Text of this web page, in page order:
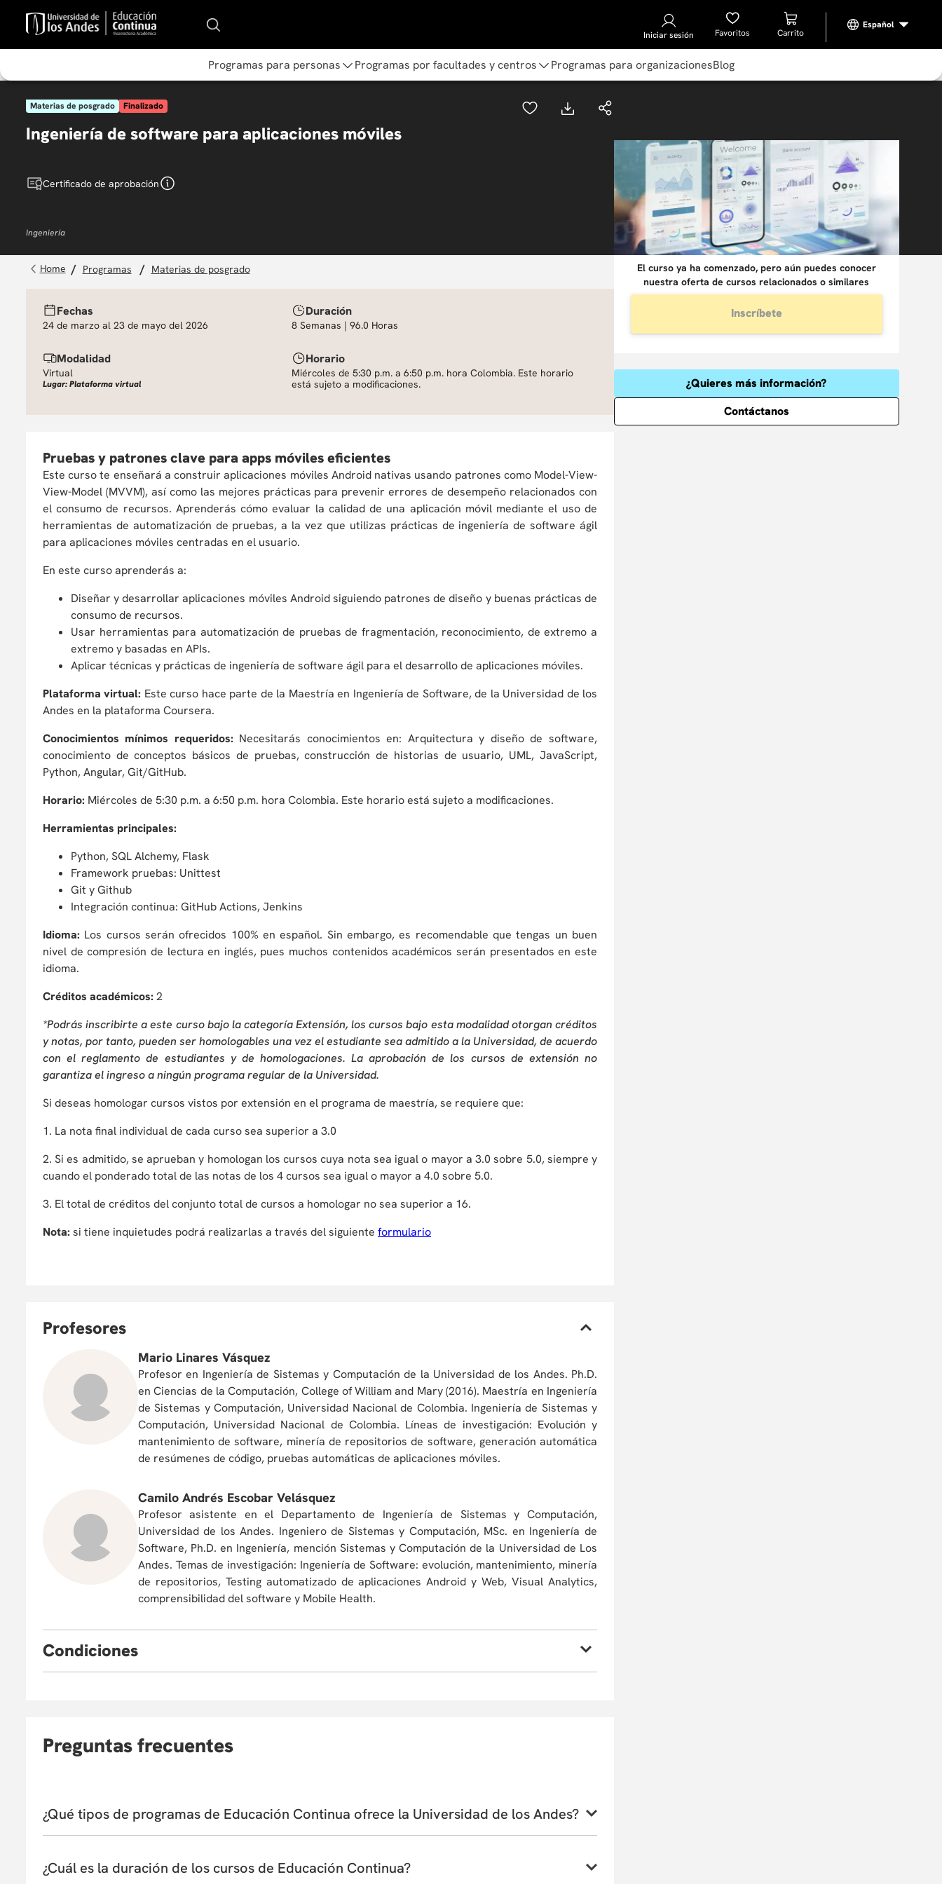
Iniciar sesión Favoritos
Programas para personas Programas por facultades y centros Programas para organizacionesBlog
Materias de posgrado Finalizado
Ingeniería de software para aplicaciones móviles
Certificado de aprobación
Ingeniería
programas materias de posgrado
Fechas
24 de marzo al 23 de mayo del 2026
Duración
8 Semanas | 96.0 Horas
Modalidad
Virtual
Lugar: Plataforma virtual
Horario
Miércoles de 5:30 p.m. a 6:50 p.m. hora Colombia. Este horario
está sujeto a modificaciones.
Pruebas y patrones clave para apps móviles eficientes
Este curso te enseñará a construir aplicaciones móviles Android nativas usando patrones como Model-View-
View-Model (MVVM), así como las mejores prácticas para prevenir errores de desempeño relacionados con
el consumo de recursos. Aprenderás cómo evaluar la calidad de una aplicación móvil mediante el uso de
herramientas de automatización de pruebas, a la vez que utilizas prácticas de ingeniería de software ágil
para aplicaciones móviles centradas en el usuario.
En este curso aprenderás a:
Diseñar y desarrollar aplicaciones móviles Android siguiendo patrones de diseño y buenas prácticas de
consumo de recursos.
Usar herramientas para automatización de pruebas de fragmentación, reconocimiento, de extremo a
extremo y basadas en APIs.
Aplicar técnicas y prácticas de ingeniería de software ágil para el desarrollo de aplicaciones móviles.
Plataforma virtual: Este curso hace parte de la Maestría en Ingeniería de Software, de la Universidad de los
Andes en la plataforma Coursera.
Conocimientos mínimos requeridos: Necesitarás conocimientos en: Arquitectura y diseño de software,
conocimiento de conceptos básicos de pruebas, construcción de historias de usuario, UML, JavaScript,
Python, Angular, Git/GitHub.
Horario: Miércoles de 5:30 p.m. a 6:50 p.m. hora Colombia. Este horario está sujeto a modificaciones.
Herramientas principales:
Python, SQL Alchemy, Flask
Framework pruebas: Unittest
Git y Github
Integración continua: GitHub Actions, Jenkins
Idioma: Los cursos serán ofrecidos 100% en español. Sin embargo, es recomendable que tengas un buen
nivel de compresión de lectura en inglés, pues muchos contenidos académicos serán presentados en este
idioma.
Créditos académicos: 2
*Podrás inscribirte a este curso bajo la categoría Extensión, los cursos bajo esta modalidad otorgan créditos
y notas, por tanto, pueden ser homologables una vez el estudiante sea admitido a la Universidad, de acuerdo
con el reglamento de estudiantes y de homologaciones. La aprobación de los cursos de extensión no
garantiza el ingreso a ningún programa regular de la Universidad.
Si deseas homologar cursos vistos por extensión en el programa de maestría, se requiere que:
1. La nota final individual de cada curso sea superior a 3.0
2. Si es admitido, se aprueban y homologan los cursos cuya nota sea igual o mayor a 3.0 sobre 5.0, siempre y
cuando el ponderado total de las notas de los 4 cursos sea igual o mayor a 4.0 sobre 5.0.
3. El total de créditos del conjunto total de cursos a homologar no sea superior a 16.
Nota: si tiene inquietudes podrá realizarlas a través del siguiente formulario
Profesores
Mario Linares Vásquez
Profesor en Ingeniería de Sistemas y Computación de la Universidad de los Andes. Ph.D.
en Ciencias de la Computación, College of William and Mary (2016). Maestría en Ingeniería
de Sistemas y Computación, Universidad Nacional de Colombia. Ingeniería de Sistemas y
Computación, Universidad Nacional de Colombia. Líneas de investigación: Evolución y
mantenimiento de software, minería de repositorios de software, generación automática
de resúmenes de código, pruebas automáticas de aplicaciones móviles.
Camilo Andrés Escobar Velásquez
Profesor asistente en el Departamento de Ingeniería de Sistemas y Computación,
Universidad de los Andes. Ingeniero de Sistemas y Computación, MSc. en Ingeniería de
Software, Ph.D. en Ingeniería, mención Sistemas y Computación de la Universidad de Los
Andes. Temas de investigación: Ingeniería de Software: evolución, mantenimiento, minería
de repositorios, Testing automatizado de aplicaciones Android y Web, Visual Analytics,
comprensibilidad del software y Mobile Health.
Condiciones
inscritos. El Departamento/Facultad que ofrece el curso se reserva el derecho de admisión según el perfil
Preguntas frecuentes
¿Qué tipos de programas de Educación Continua ofrece la Universidad de los Andes?
cursos, talleres, programas profesionales, macro y microcredenciales, certificaciones profesionales, entre
otros. Estas opciones abarcan diversas líneas temáticas, como análisis de datos, inteligencia artificial,
¿Cuál es la duración de los cursos de Educación Continua?
El curso ya ha comenzado, pero aún puedes conocer
nuestra oferta de cursos relacionados o similares
Inscríbete
¿Quieres más información?
Contáctanos